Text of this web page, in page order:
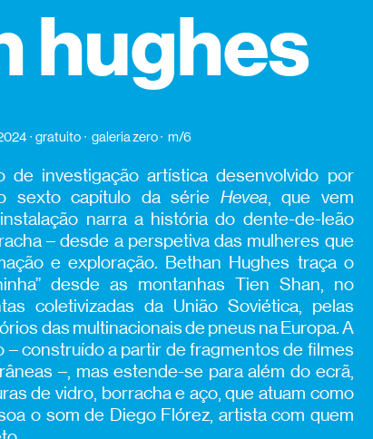
hughes
gratuito galeria zero m/6
investigação artística desenvolvido por
sexto capítulo da série Hevea, que vem
narra a história do dente-de-leão
– desde a perspetiva das mulheres que
e exploração. Bethan Hughes traça o
desde as montanhas Tien Shan, no
coletivizadas da União Soviética, pelas
das multinacionais de pneus na Europa. A
– construído a partir de fragmentos de filmes
–, mas estende-se para além do ecrã,
de vidro, borracha e aço, que atuam como
o som de Diego Flórez, artista com quem